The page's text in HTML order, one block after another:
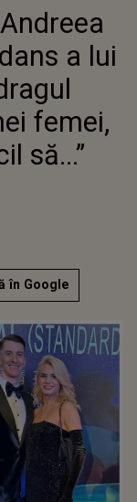
PARTENERA
COJOC, DE
„ÎN CAZUL
MULT MAI
a lui
femei,
să...”
în Google